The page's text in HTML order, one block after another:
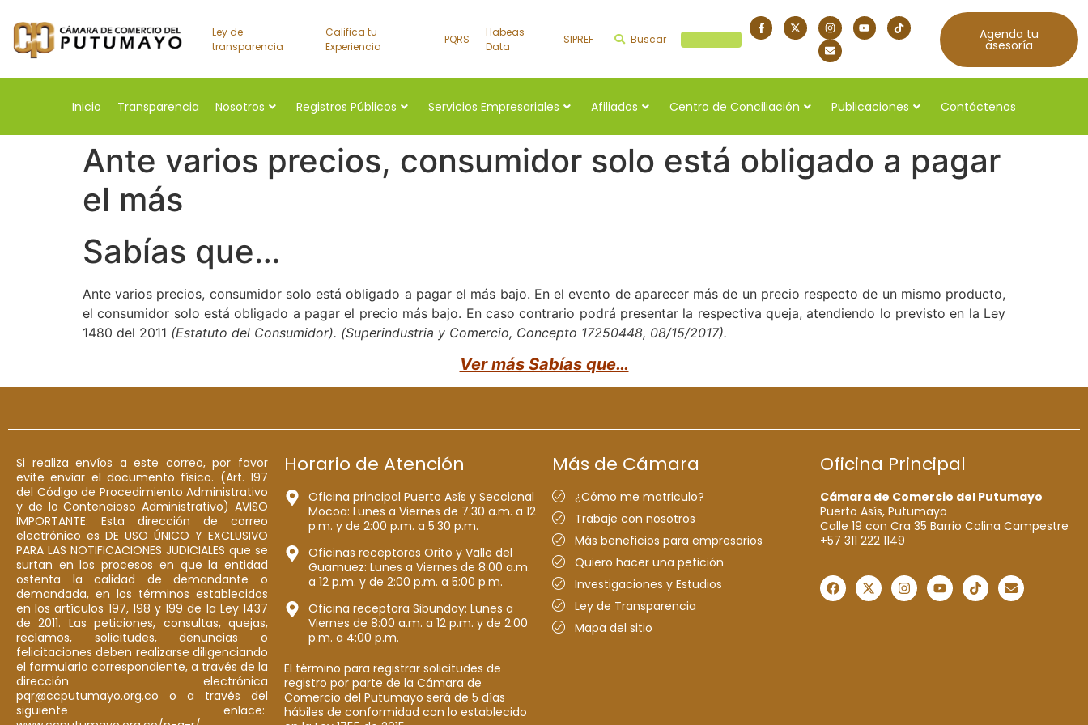
Ley de
transparencia
Califica tu
Experiencia
PQRS
Habeas
Data
SIPREF Buscar Agenda tu
asesoría
Inicio Transparencia Nosotros Registros Públicos Servicios Empresariales Afiliados Centro de Conciliación Publicaciones Contáctenos
Ante varios precios, consumidor solo está obligado a pagar
el más
Sabías que…
Ante varios precios, consumidor solo está obligado a pagar el más bajo. En el evento de aparecer más de un precio respecto de un mismo producto,
el consumidor solo está obligado a pagar el precio más bajo. En caso contrario podrá presentar la respectiva queja, atendiendo lo previsto en la Ley
1480 del 2011 (Estatuto del Consumidor). (Superindustria y Comercio, Concepto 17250448, 08/15/2017).
Ver más Sabías que…
Si realiza envíos a este correo, por favor
evite enviar el documento físico. (Art. 197
del Código de Procedimiento Administrativo
y de lo Contencioso Administrativo) AVISO
IMPORTANTE: Esta dirección de correo
electrónico es DE USO ÚNICO Y EXCLUSIVO
PARA LAS NOTIFICACIONES JUDICIALES que se
surtan en los procesos en que la entidad
ostenta la calidad de demandante o
demandada, en los términos establecidos
en los artículos 197, 198 y 199 de la Ley 1437
de 2011. Las peticiones, consultas, quejas,
reclamos, solicitudes, denuncias o
felicitaciones deben realizarse diligenciando
el formulario correspondiente, a través de la
dirección electrónica
pqr@ccputumayo.org.co o a través del
siguiente enlace:
Horario de Atención
Oficina principal Puerto Asís y Seccional
Mocoa: Lunes a Viernes de 7:30 a.m. a 12
p.m. y de 2:00 p.m. a 5:30 p.m.
Oficinas receptoras Orito y Valle del
Guamuez: Lunes a Viernes de 8:00 a.m.
a 12 p.m. y de 2:00 p.m. a 5:00 p.m.
Oficina receptora Sibundoy: Lunes a
Viernes de 8:00 a.m. a 12 p.m. y de 2:00
p.m. a 4:00 p.m.
El término para registrar solicitudes de
registro por parte de la Cámara de
Comercio del Putumayo será de 5 días
hábiles de conformidad con lo establecido
Más de Cámara
¿Cómo me matriculo?
Trabaje con nosotros
Más beneficios para empresarios
Quiero hacer una petición
Investigaciones y Estudios
Ley de Transparencia
Mapa del sitio
Oficina Principal
Cámara de Comercio del Putumayo
Puerto Asís, Putumayo
Calle 19 con Cra 35 Barrio Colina Campestre
+57 311 222 1149